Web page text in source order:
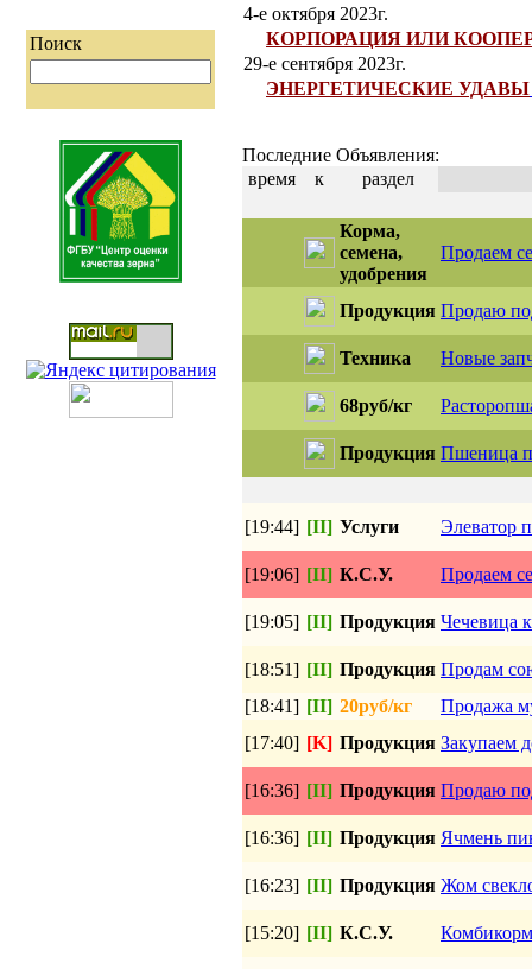
Поиск
4-е октября 2023г.
КОРПОРАЦИЯ ИЛИ
29-е сентября 2023г.
ЭНЕРГЕТИЧЕСКИЕ УДАВЫ
Последние Объявления:
время
к раздел
Корма,
семена,
удобрения
Продаем
Продукция Продаю
Техника Новые
68руб/кг
Продукция Пшеница
[19:44] [II] Услуги Элеватор
[19:06] [II] К.С.У. Продаем
[19:05] [II] Продукция Чечевица
[18:51] [II] Продукция Продам
[18:41] [II] 20руб/кг
Продажа
[17:40] [K] Продукция Закупаем
[16:36] [II] Продукция Продаю
[16:36] [II] Продукция Ячмень
[16:23] [II] Продукция Жом
[15:20] [II] К.С.У.